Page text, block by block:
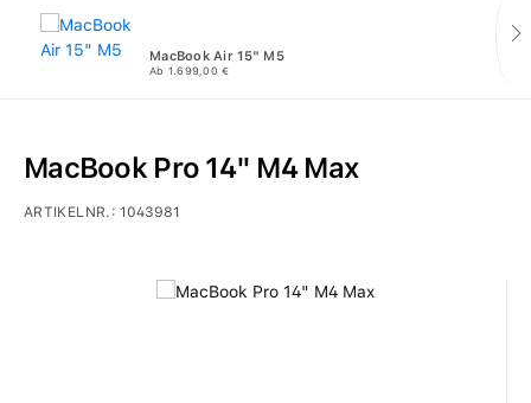
MacBook Air 15" M5
Ab 1.699,00 €
Bildergalerie überspringen
MacBook Pro 14" M4 Max
ARTIKELNR.:1043981